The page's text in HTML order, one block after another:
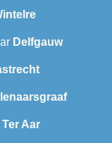
Delfgauw
Ter Aar‎